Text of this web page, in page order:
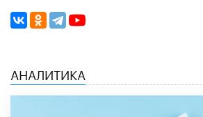
АНАЛИТИКА